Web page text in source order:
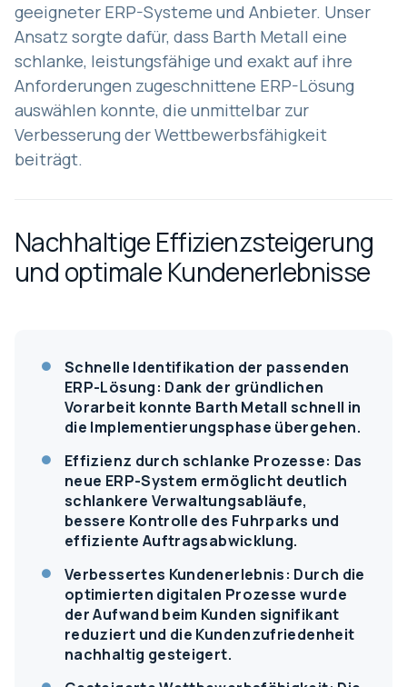
geeigneter ERP-Systeme und Anbieter. Unser
Ansatz sorgte dafür, dass Barth Metall eine
schlanke, leistungsfähige und exakt auf ihre
Anforderungen zugeschnittene ERP-Lösung
auswählen konnte, die unmittelbar zur
Verbesserung der Wettbewerbsfähigkeit
beiträgt.
Nachhaltige Effizienzsteigerung
und optimale Kundenerlebnisse
Schnelle Identifikation der passenden
ERP-Lösung: Dank der gründlichen
Vorarbeit konnte Barth Metall schnell in
die Implementierungsphase übergehen.
Effizienz durch schlanke Prozesse: Das
neue ERP-System ermöglicht deutlich
schlankere Verwaltungsabläufe,
bessere Kontrolle des Fuhrparks und
effiziente Auftragsabwicklung.
Verbessertes Kundenerlebnis: Durch die
optimierten digitalen Prozesse wurde
der Aufwand beim Kunden signifikant
reduziert und die Kundenzufriedenheit
nachhaltig gesteigert.